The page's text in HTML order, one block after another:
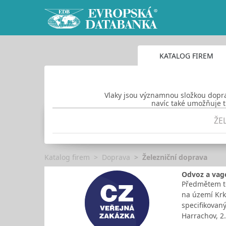
KATALOG FIREM
Vlaky jsou významnou složkou
navíc také umožňuje
Katalog firem Doprava
Železniční doprava
Odvoz a
Předmětem
na území
Harrachov,